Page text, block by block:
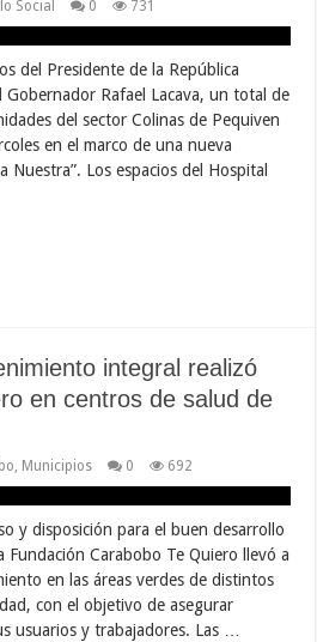
Social 0 731
del Presidente de la República
Rafael Lacava, un total de
del sector Colinas de Pequiven
en el marco de una nueva
Nuestra”. Los espacios del Hospital
integral realizó
en centros de salud de
Municipios 0 692
y disposición para el buen desarrollo
Fundación Carabobo Te Quiero llevó a
en las áreas verdes de distintos
con el objetivo de asegurar
usuarios y trabajadores. Las …